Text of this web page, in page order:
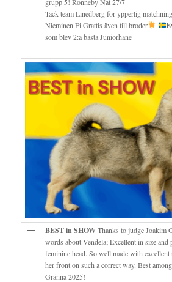
Tack team Linedberg för ypperlig
Nieminen Fi.Grattis även till broder
som blev 2:a bästa Juniorhane
BEST in SHOWThanks to judge Joakim
words about Vendela; Excellent in size
feminine head. So well made with excellent
her front on such a correct way. Best
Gränna 2025!